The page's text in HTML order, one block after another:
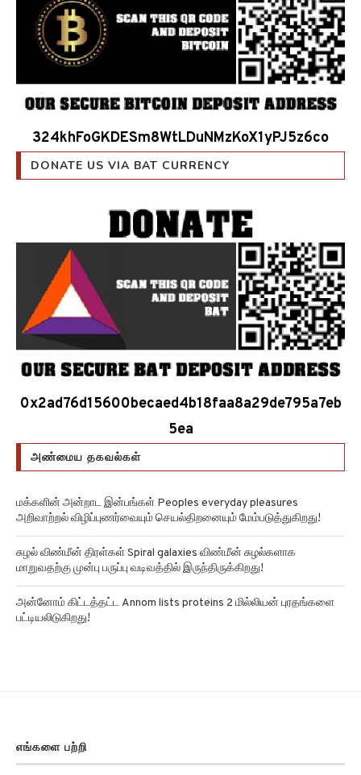
324khFoGKDESm8WtLDuNMzKoX1yPJ5z6co
DONATE US VIA BAT CURRENCY
0x2ad76d15600becaed4b18faa8a29de795a7eb
5ea
அண்மைய தகவல்கள்
மக்களின் அன்றாட இன்பங்கள் Peoples everyday pleasures
அறிவாற்றல் விழிப்புணர்வையும் செயல்திறனையும் மேம்படுத்துகிறது!
சுழல் விண்மீன் திரள்கள் Spiral galaxies விண்மீன் சுழல்களாக
மாறுவதற்கு முன்பு பருப்பு வடிவத்தில் இருந்திருக்கிறது!
அன்னோம் கிட்டத்தட்ட Annom lists proteins 2 மில்லியன் புரதங்களை
பட்டியலிடுகிறது!
எங்களை பற்றி